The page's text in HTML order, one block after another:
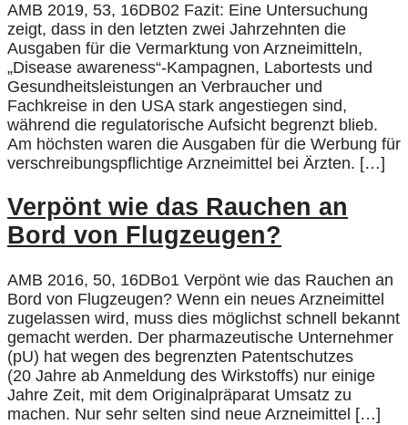
AMB 2019, 53, 16DB02 Fazit: Eine Untersuchung
zeigt, dass in den letzten zwei Jahrzehnten die
Ausgaben für die Vermarktung von Arzneimitteln,
„Disease awareness“-Kampagnen, Labortests und
Gesundheitsleistungen an Verbraucher und
Fachkreise in den USA stark angestiegen sind,
während die regulatorische Aufsicht begrenzt blieb.
Am höchsten waren die Ausgaben für die Werbung für
verschreibungspflichtige Arzneimittel bei Ärzten. […]
Verpönt wie das Rauchen an
Bord von Flugzeugen?
AMB 2016, 50, 16DBo1 Verpönt wie das Rauchen an
Bord von Flugzeugen? Wenn ein neues Arzneimittel
zugelassen wird, muss dies möglichst schnell bekannt
gemacht werden. Der pharmazeutische Unternehmer
(pU) hat wegen des begrenzten Patentschutzes
(20 Jahre ab Anmeldung des Wirkstoffs) nur einige
Jahre Zeit, mit dem Originalpräparat Umsatz zu
machen. Nur sehr selten sind neue Arzneimittel […]